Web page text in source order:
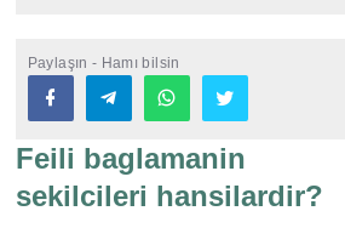
Paylaşın - Hamı bilsin
Feili baglamanin
sekilcileri hansilardir?